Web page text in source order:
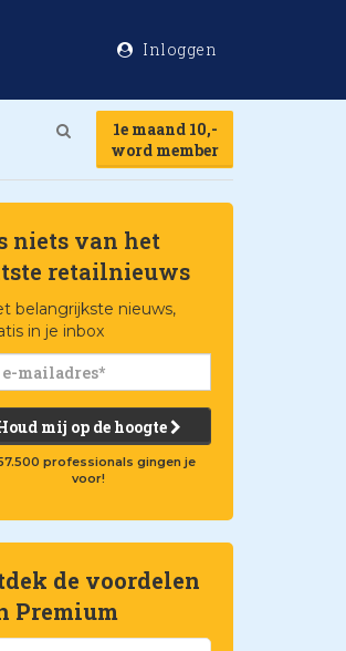
Inloggen
1e maand 10,-
word member
niets van het
retailnieuws
belangrijkste nieuws,
in je inbox
mij op de hoogte
professionals gingen je
voor!
de voordelen
Premium